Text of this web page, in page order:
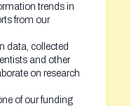
trends in
from our
data, collected
and other
on research
of our funding